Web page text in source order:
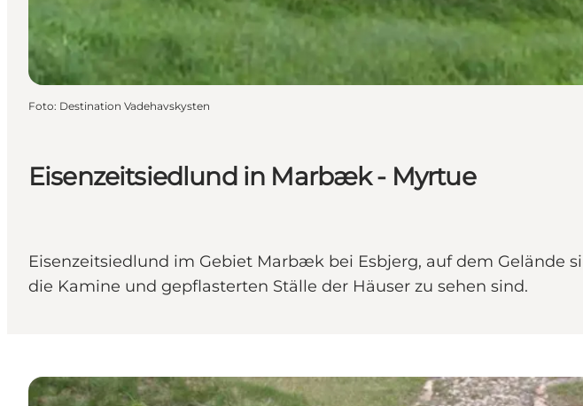
Eisenzeitsiedlund in Marbæk - Myrtue
Eisenzeitsiedlund im Gebiet Marbæk bei Esbjerg, auf dem Gelände
die Kamine und gepflasterten Ställe der Häuser zu sehen sind.
Foto: Destination Vadehavskysten